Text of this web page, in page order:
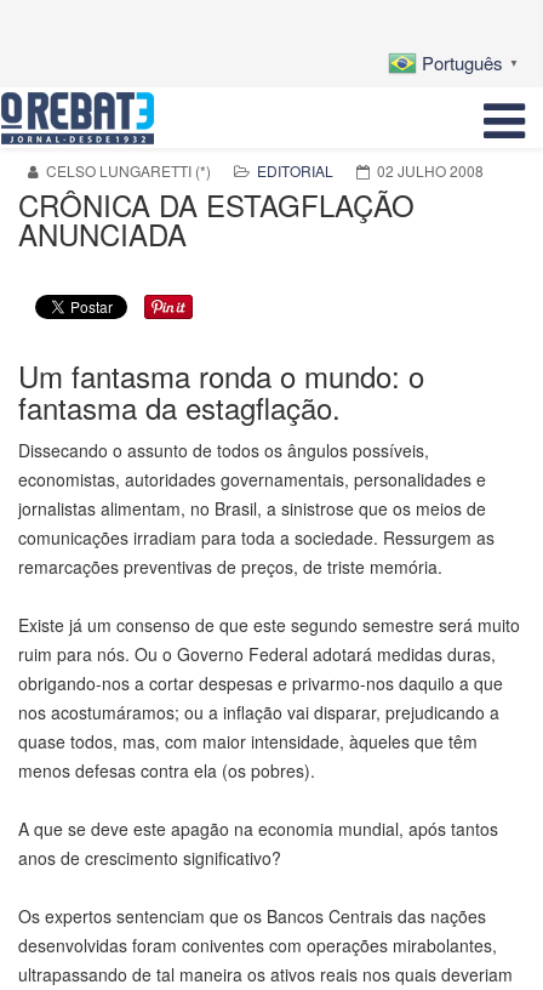
Português ▼
CELSO LUNGARETTI (*) EDITORIAL 02 JULHO 2008
CRÔNICA DA ESTAGFLAÇÃO
ANUNCIADA
Um fantasma ronda o mundo: o
fantasma da estagflação.
Dissecando o assunto de todos os ângulos possíveis,
economistas, autoridades governamentais, personalidades e
jornalistas alimentam, no Brasil, a sinistrose que os meios de
comunicações irradiam para toda a sociedade. Ressurgem as
remarcações preventivas de preços, de triste memória.
Existe já um consenso de que este segundo semestre será muito
ruim para nós. Ou o Governo Federal adotará medidas duras,
obrigando-nos a cortar despesas e privarmo-nos daquilo a que
nos acostumáramos; ou a inflação vai disparar, prejudicando a
quase todos, mas, com maior intensidade, àqueles que têm
menos defesas contra ela (os pobres).
A que se deve este apagão na economia mundial, após tantos
anos de crescimento significativo?
Os expertos sentenciam que os Bancos Centrais das nações
desenvolvidas foram coniventes com operações mirabolantes,
ultrapassando de tal maneira os ativos reais nos quais deveriam